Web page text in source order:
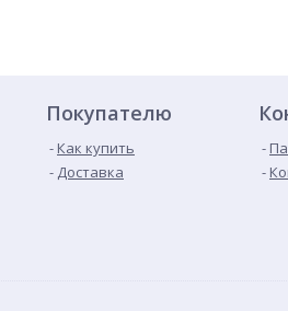
Покупателю
Как купить
Доставка